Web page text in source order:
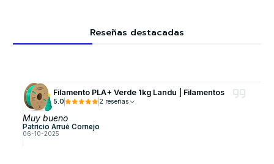
Reseñas destacadas
Filamento PLA+ Verde 1kg Landu | Filamentos
5.0 2 reseñas
Muy bueno
Patricio Arrué Cornejo
06-10-2025